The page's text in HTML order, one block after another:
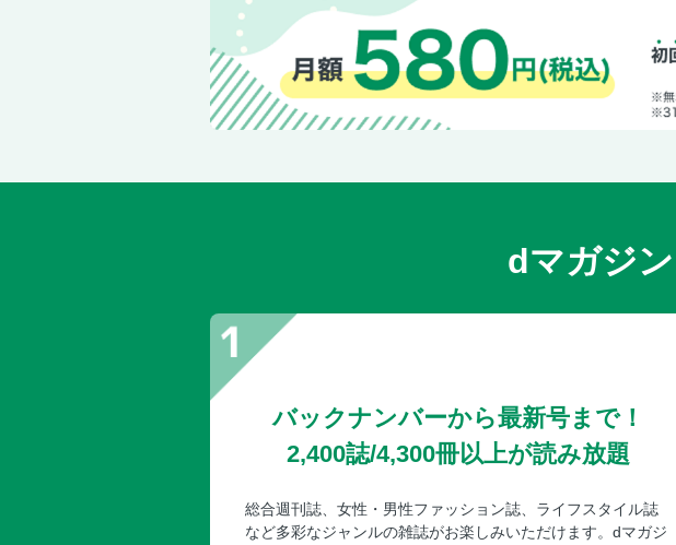
dマガジ
バックナンバーから最新号まで！
2,400誌/4,300冊以上が読み放題
総合週刊誌、女性・男性ファッション誌、ライフスタイル誌
など多彩なジャンルの雑誌がお楽しみいただけます。dマガジ